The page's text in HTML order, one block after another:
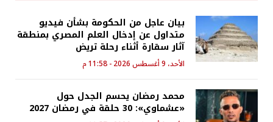
بيان عاجل من الحكومة بشأن فيديو
متداول عن إدخال العلم المصري بمنطقة
آثار سقارة أثناء رحلة تريض
الأحد، 9 أغسطس 2026 - 11:58 م
محمد رمضان يحسم الجدل حول
«عشماوي»: 30 حلقة في رمضان 2027